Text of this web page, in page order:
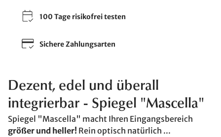
100 Tage risikofrei testen
Sichere Zahlungsarten
Dezent, edel und überall
integrierbar - Spiegel "Mascella"
Spiegel "Mascella" macht Ihren Eingangsbereich
größer und heller! Rein optisch natürlich ...